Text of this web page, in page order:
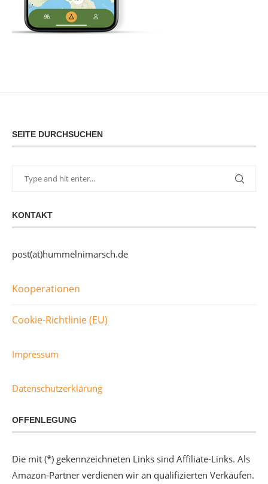
SEITE DURCHSUCHEN
KONTAKT
post(at)hummelnimarsch.de
Kooperationen
Cookie-Richtlinie (EU)
Impressum
Datenschutzerklärung
OFFENLEGUNG
Die mit (*) gekennzeichneten Links sind Affiliate-Links. Als
Amazon-Partner verdienen wir an qualifizierten Verkäufen.